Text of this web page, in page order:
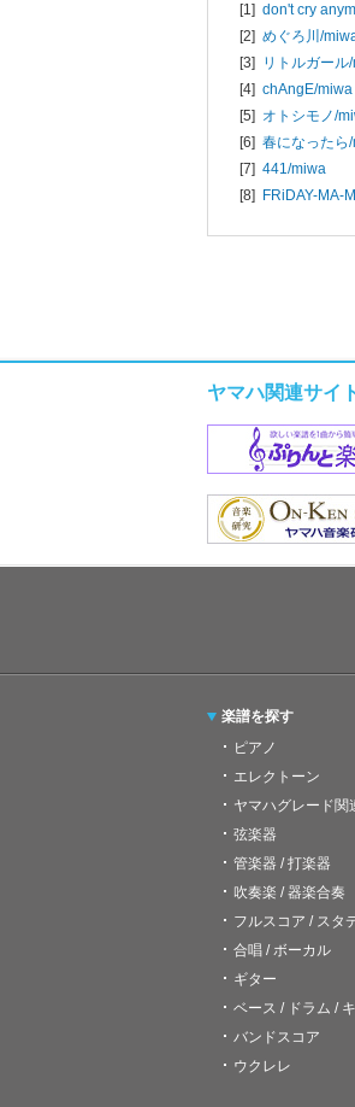
[1] don't cry
[2] めぐろ川/
[3]
リトルガール/
[4] chAngE/miwa
[5] オトシモノ/
[6] 春になったら/
[7] 441/miwa
[8]
FRiDAY-MA-
ヤマハ関連サイ
楽譜を探す
ピアノ
エレクトーン
ヤマハグレード関
弦楽器
管楽器 / 打楽器
吹奏楽 / 器楽合奏
フルスコア / スタ
合唱 / ボーカル
ギター
ベース / ドラム /
バンドスコア
ウクレレ